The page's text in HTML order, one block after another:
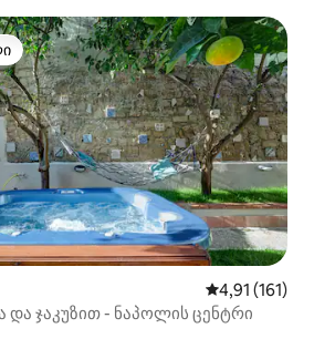
ვარიანტი
საშუალო
4,91 (161)
ჯაკუზით - ნაპოლის ცენტრი